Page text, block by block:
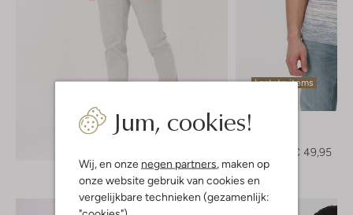
Jum, cookies!
Wij, en onze negen partners , maken op
onze website gebruik van cookies en
vergelijkbare technieken (gezamenlijk:
Laatste items
€ 49,95